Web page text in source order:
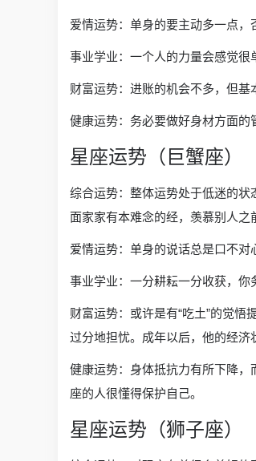
爱情运势：单身的要主动多一点，
事业学业：一个人的力量会感觉很
财富运势：进账的机会不多，但基
健康运势：务必要做好身材方面的
星座运势（巨蟹座）
综合运势：整体运势处于低迷的
面家家有本难念的经，羡慕别人之
爱情运势：单身的说话总是口不对
事业学业：一分耕耘一分收获，你
财富运势：或许是有“吃土”的觉
过分地担忧。成年以后，他的经济
健康运势：身体抵抗力有所下降
座的人很懂得保护自己。
星座运势（狮子座）